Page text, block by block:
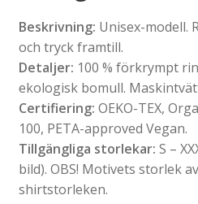
Beskrivning: Unisex-modell.
och tryck framtill.
Detaljer: 100 % förkrympt
ekologisk bomull.
Certifiering: OEKO-TEX,
100, PETA-approved Vegan.
Tillgängliga storlekar: S –
bild). OBS! Motivets storlek
shirtstorleken.